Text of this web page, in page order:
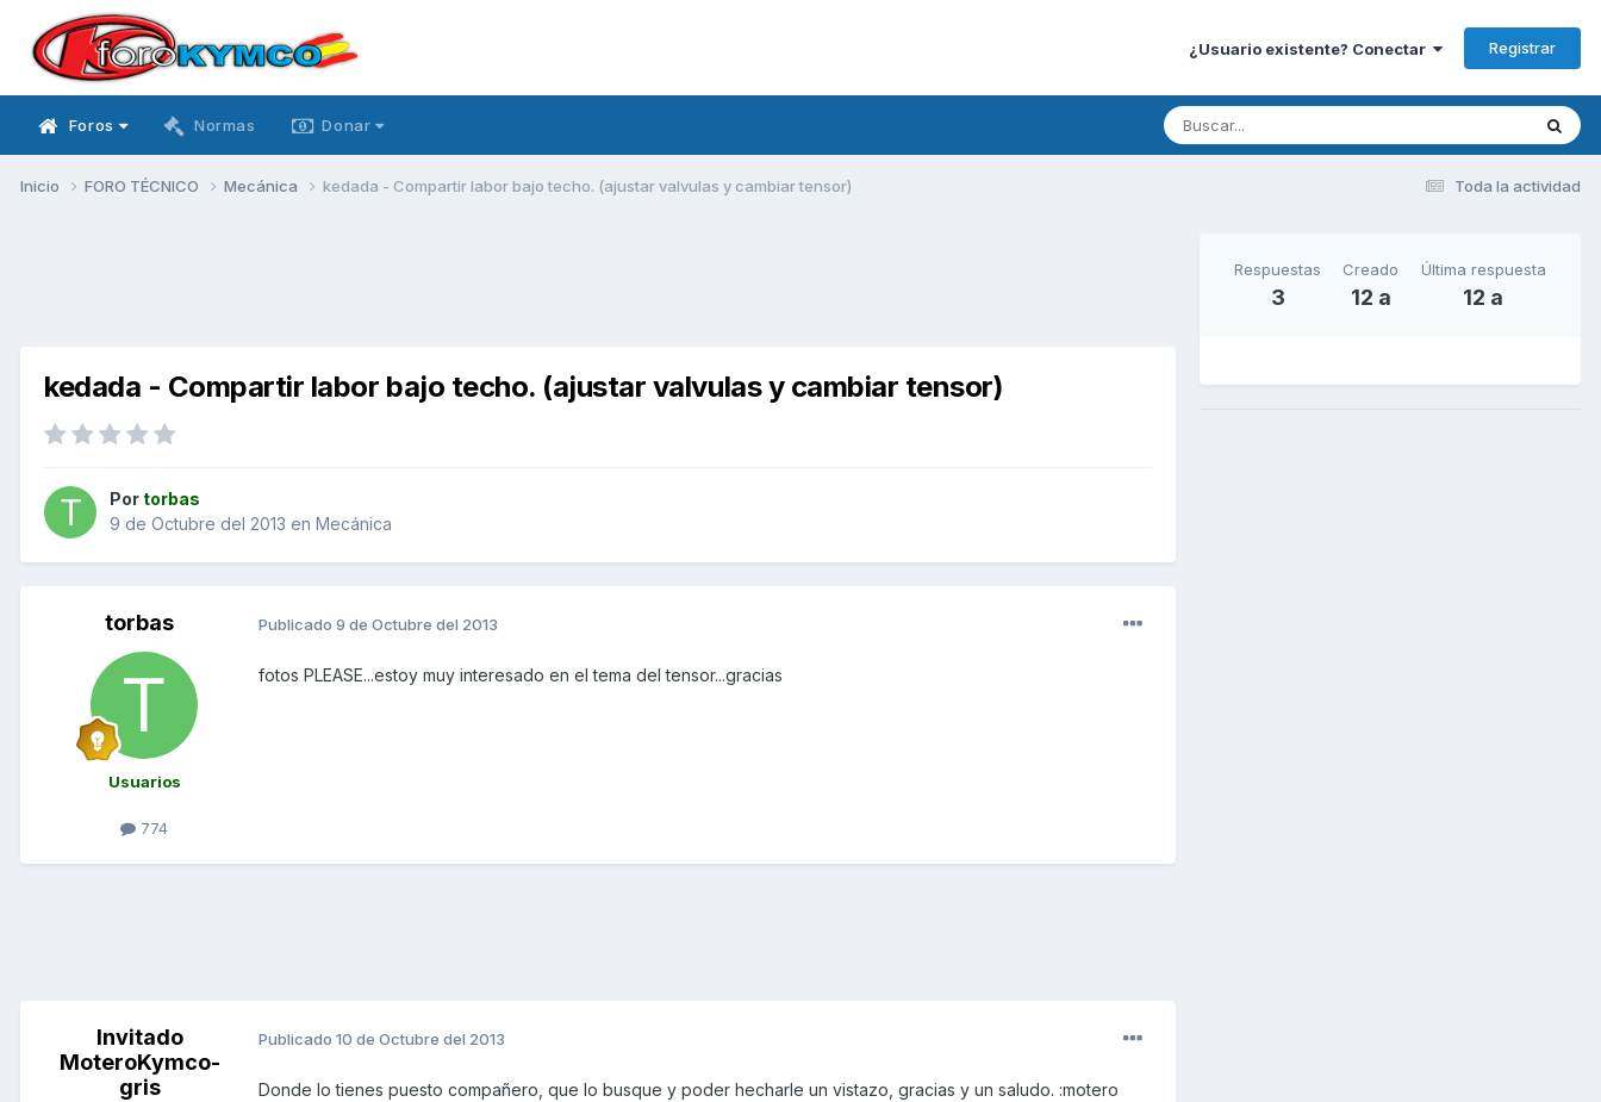
¿Usuario existente? Conectar Registrar
Foros Normas Donar
Toda la actividad
Inicio FORO TÉCNICO Mecánica kedada - Compartir labor bajo techo. (ajustar valvulas y cambiar tensor)
kedada - Compartir labor bajo techo. (ajustar valvulas y cambiar tensor)
Por torbas
9 de Octubre del 2013 en Mecánica
torbas
Usuarios
774
Publicado 9 de Octubre del 2013
fotos PLEASE...estoy muy interesado en el tema del tensor...gracias
Invitado
MoteroKymco-
gris
Publicado 10 de Octubre del 2013
Donde lo tienes puesto compañero, que lo busque y poder hecharle un vistazo, gracias y un saludo. :motero
Respuestas
3
Creado
12 a
Última respuesta
12 a